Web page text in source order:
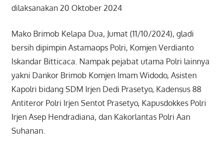
dilaksanakan 20 Oktober 2024
Mako Brimob Kelapa Dua, Jumat (11/10/2024), gladi
bersih dipimpin Astamaops Polri, Komjen Verdianto
Iskandar Bitticaca. Nampak pejabat utama Polri lainnya
yakni Dankor Brimob Komjen Imam Widodo, Asisten
Kapolri bidang SDM Irjen Dedi Prasetyo, Kadensus 88
Antiteror Polri Irjen Sentot Prasetyo, Kapusdokkes Polri
Irjen Asep Hendradiana, dan Kakorlantas Polri Aan
Suhanan.